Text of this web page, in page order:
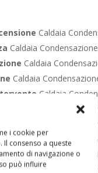
i cookie per
consenso a queste
di navigazione o
può influire
Caldaia
Caldaia
Caldaia
Caldaia
Caldaia
Caldaia
Condensazione
Caldaia
Caldaia Condensazione
Condensazione